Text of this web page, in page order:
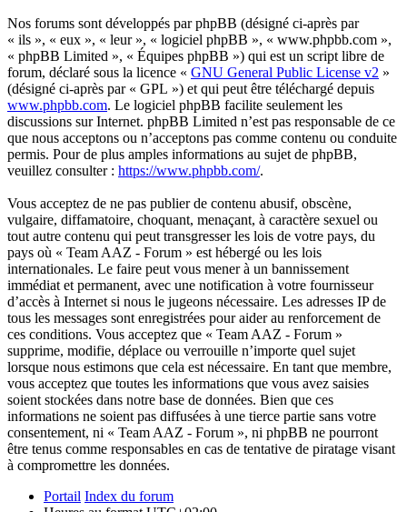
Nos forums sont développés par phpBB (désigné ci-après par
« ils », « eux », « leur », « logiciel phpBB », « www.phpbb.com »,
« phpBB Limited », « Équipes phpBB ») qui est un script libre de
forum, déclaré sous la licence « GNU General Public License v2 »
(désigné ci-après par « GPL ») et qui peut être téléchargé depuis
www.phpbb.com. Le logiciel phpBB facilite seulement les
discussions sur Internet. phpBB Limited n’est pas responsable de ce
que nous acceptons ou n’acceptons pas comme contenu ou conduite
permis. Pour de plus amples informations au sujet de phpBB,
veuillez consulter : https://www.phpbb.com/.
Vous acceptez de ne pas publier de contenu abusif, obscène,
vulgaire, diffamatoire, choquant, menaçant, à caractère sexuel ou
tout autre contenu qui peut transgresser les lois de votre pays, du
pays où « Team AAZ - Forum » est hébergé ou les lois
internationales. Le faire peut vous mener à un bannissement
immédiat et permanent, avec une notification à votre fournisseur
d’accès à Internet si nous le jugeons nécessaire. Les adresses IP de
tous les messages sont enregistrées pour aider au renforcement de
ces conditions. Vous acceptez que « Team AAZ - Forum »
supprime, modifie, déplace ou verrouille n’importe quel sujet
lorsque nous estimons que cela est nécessaire. En tant que membre,
vous acceptez que toutes les informations que vous avez saisies
soient stockées dans notre base de données. Bien que ces
informations ne soient pas diffusées à une tierce partie sans votre
consentement, ni « Team AAZ - Forum », ni phpBB ne pourront
être tenus comme responsables en cas de tentative de piratage visant
à compromettre les données.
Portail Index du forum